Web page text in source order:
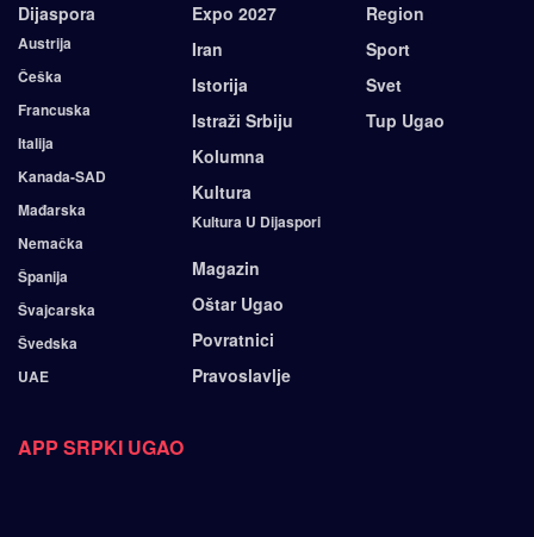
Dijaspora
Austrija
Češka
Francuska
Italija
Kanada-SAD
Mađarska
Nemačka
Španija
Švajcarska
Švedska
UAE
Expo 2027
Iran
Istorija
Istraži Srbiju
Kolumna
Kultura
Kultura U Dijaspori
Magazin
Oštar Ugao
Povratnici
Pravoslavlje
Region
Sport
Svet
Tup Ugao
APP SRPKI UGAO